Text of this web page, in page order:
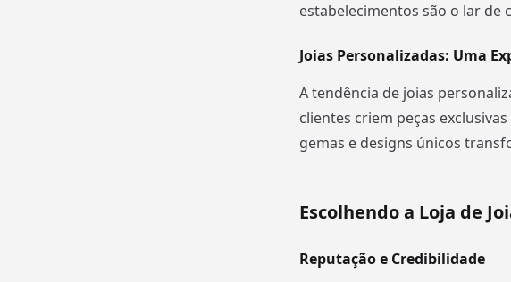
estabelecimentos são o lar de
Joias Personalizadas: Uma
A tendência de joias
clientes criem peças
gemas e designs únicos
Escolhendo a Loja de
Reputação e Credibilidade